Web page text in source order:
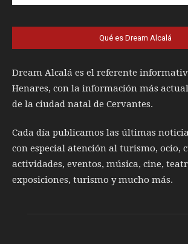
Qué es Dream Alcalá
Dream Alcalá es el referente
Henares, con la información más
de la ciudad natal de Cervantes.
Cada día publicamos las últimas
con especial atención al turismo, ocio,
actividades, eventos, música, cine,
exposiciones, turismo y mucho más.